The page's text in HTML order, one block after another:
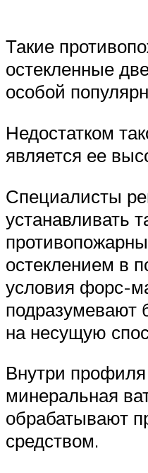
Такие
остекленные
особой
Недостатком
является ее
Специалисты
устанавливать
остеклением в
условия форс-
подразумевают
на несущую
Внутри
минеральная
обрабатывают
средством.